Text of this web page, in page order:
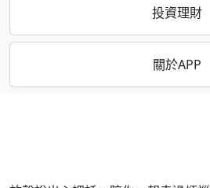
投資理財
關於APP